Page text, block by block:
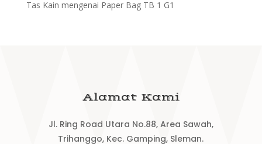
Tas Kain mengenai Paper Bag TB 1 G1
Alamat Kami
Jl. Ring Road Utara No.88, Area Sawah,
Trihanggo, Kec. Gamping, Sleman.